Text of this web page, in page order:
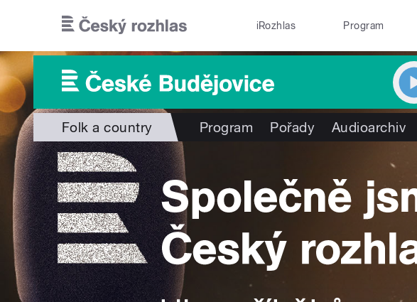
iRozhlas Program
Folk a country Program Pořady Audioarchiv